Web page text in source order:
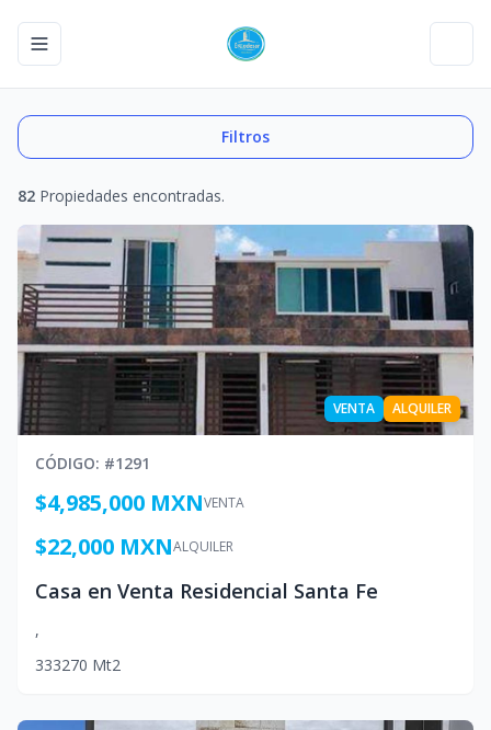
Toggle navigation menu
Filtros
82 Propiedades encontradas.
VENTA ALQUILER
CÓDIGO: #1291
VENTA
$4,985,000 MXN
ALQUILER
$22,000 MXN
Casa en Venta Residencial Santa Fe
,
333270 Mt2